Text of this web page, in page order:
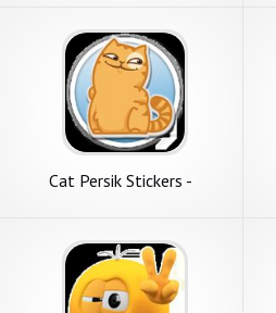
Cat Persik Stickers -